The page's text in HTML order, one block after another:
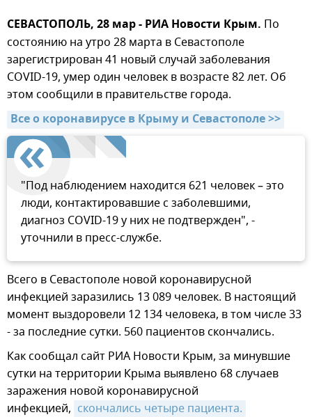
СЕВАСТОПОЛЬ, 28 мар - РИА Новости Крым. По
состоянию на утро 28 марта в Севастополе
зарегистрирован 41 новый случай заболевания
COVID-19, умер один человек в возрасте 82 лет. Об
этом сообщили в правительстве города.
Все о коронавирусе в Крыму и Севастополе >>
"Под наблюдением находится 621 человек – это
люди, контактировавшие с заболевшими,
диагноз COVID-19 у них не подтвержден", -
уточнили в пресс-службе.
Всего в Севастополе новой коронавирусной
инфекцией заразились 13 089 человек. В настоящий
момент выздоровели 12 134 человека, в том числе 33
- за последние сутки. 560 пациентов скончались.
Как сообщал сайт РИА Новости Крым, за минувшие
сутки на территории Крыма выявлено 68 случаев
заражения новой коронавирусной
инфекцией, скончались четыре пациента.